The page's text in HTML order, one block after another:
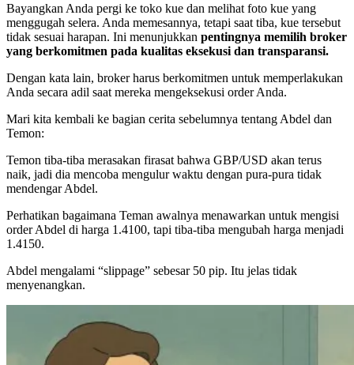
Bayangkan Anda pergi ke toko kue dan melihat foto kue yang
menggugah selera. Anda memesannya, tetapi saat tiba, kue tersebut
tidak sesuai harapan. Ini menunjukkan pentingnya memilih broker
yang berkomitmen pada kualitas eksekusi dan transparansi.
Dengan kata lain, broker harus berkomitmen untuk memperlakukan
Anda secara adil saat mereka mengeksekusi order Anda.
Mari kita kembali ke bagian cerita sebelumnya tentang Abdel dan
Temon:
Temon tiba-tiba merasakan firasat bahwa GBP/USD akan terus
naik, jadi dia mencoba mengulur waktu dengan pura-pura tidak
mendengar Abdel.
Perhatikan bagaimana Teman awalnya menawarkan untuk mengisi
order Abdel di harga 1.4100, tapi tiba-tiba mengubah harga menjadi
1.4150.
Abdel mengalami “slippage” sebesar 50 pip. Itu jelas tidak
menyenangkan.